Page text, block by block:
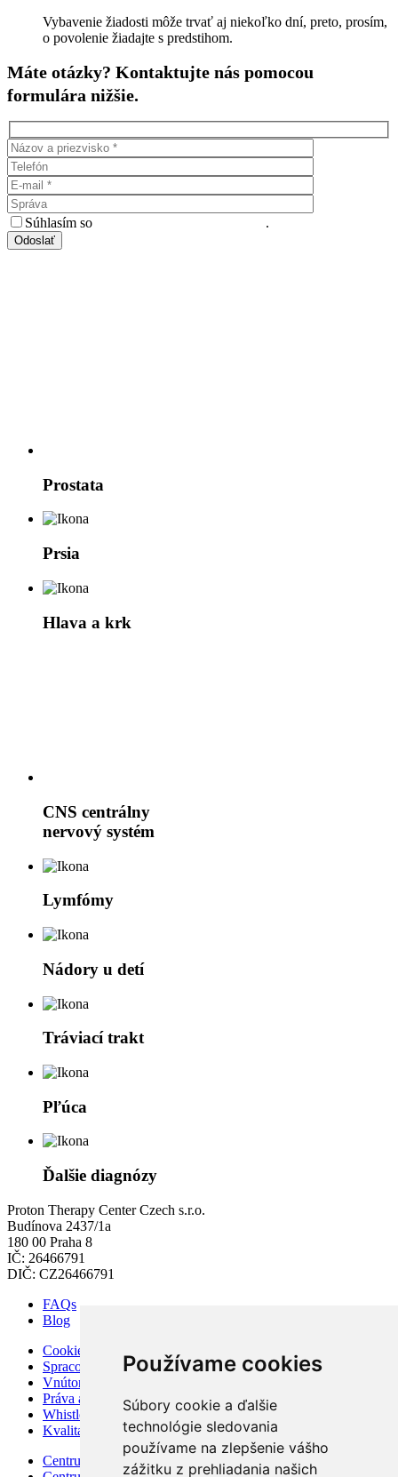
Používame cookies
Súbory cookie a ďalšie
technológie sledovania
používame na zlepšenie vášho
zážitku z prehliadania našich
Vybavenie žiadosti môže trvať aj niekoľko dní, preto, prosím,
o povolenie žiadajte s predstihom.
Máte otázky? Kontaktujte nás pomocou
formulára nižšie.
Súhlasím so .
Prostata
Prsia
Hlava a krk
CNS centrálny
nervový systém
Lymfómy
Nádory u detí
Tráviací trakt
Pľúca
Ďalšie diagnózy
Proton Therapy Center Czech s.r.o.
Budínova 2437/1a
180 00 Praha 8
IČ: 26466791
DIČ: CZ26466791
FAQs
Blog
Cookies
Spracovanie osobných údajov
Vnútorný poriadok PTC
Práva a povinnosti pacienta
Whistleblowing – ochrana oznamovateľov
Kvalita a bezpečnosť
Centrum karcinómu prostaty